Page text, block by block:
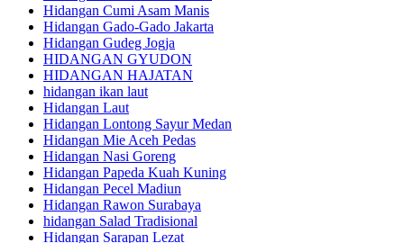
Hidangan Cumi Asam Manis
Hidangan Gado-Gado Jakarta
Hidangan Gudeg Jogja
HIDANGAN GYUDON
HIDANGAN HAJATAN
hidangan ikan laut
Hidangan Laut
Hidangan Lontong Sayur Medan
Hidangan Mie Aceh Pedas
Hidangan Nasi Goreng
Hidangan Papeda Kuah Kuning
Hidangan Pecel Madiun
Hidangan Rawon Surabaya
hidangan Salad Tradisional
Hidangan Sarapan Lezat